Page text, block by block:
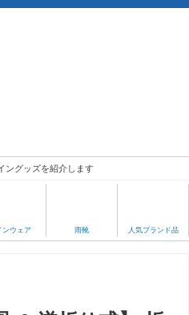
ングッズを紹介します
ンウェア 雨靴 人気ブランド品